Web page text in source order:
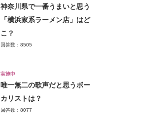
神奈川県で一番うまいと思う
「横浜家系ラーメン店」はど
こ？
回答数：8505
実施中
唯一無二の歌声だと思うボー
カリストは？
回答数：8077